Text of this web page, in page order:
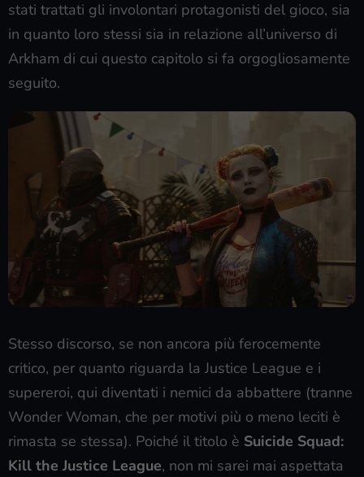
stati trattati gli involontari protagonisti del gioco, sia
in quanto loro stessi sia in relazione all’universo di
Arkham di cui questo capitolo si fa orgogliosamente
seguito.
Stesso discorso, se non ancora più ferocemente
critico, per quanto riguarda la Justice League e i
supereroi, qui diventati i nemici da abbattere (tranne
Wonder Woman, che per motivi più o meno leciti è
rimasta se stessa). Poiché il titolo è Suicide Squad:
Kill the Justice League, non mi sarei mai aspettata